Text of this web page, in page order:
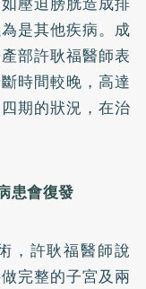
是其他疾病。成
部許耿福醫師表
時間較晚，高達
期的狀況，在治
患會復發
，許耿福醫師說
完整的子宮及兩